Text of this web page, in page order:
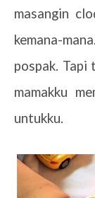
masangin
kemana-
pospak.
mamakku
untukku.